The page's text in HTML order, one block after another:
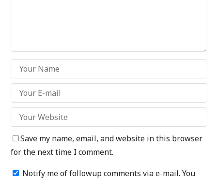
Save my name, email, and website in this browser
for the next time I comment.
Notify me of followup comments via e-mail. You